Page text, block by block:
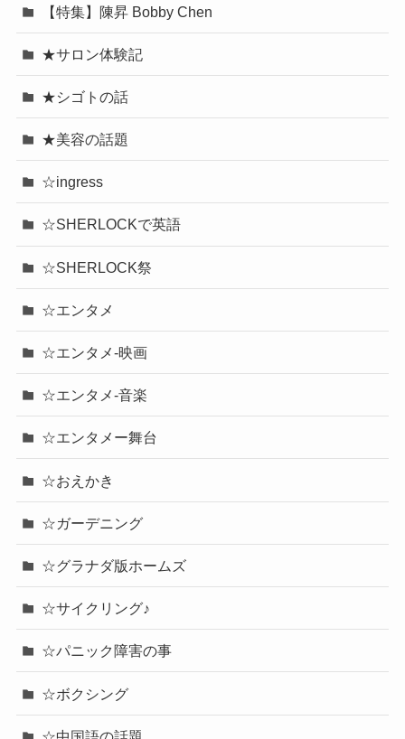
【特集】陳昇 Bobby Chen
★サロン体験記
★シゴトの話
★美容の話題
☆ingress
☆SHERLOCKで英語
☆SHERLOCK祭
☆エンタメ
☆エンタメ-映画
☆エンタメ-音楽
☆エンタメー舞台
☆おえかき
☆ガーデニング
☆グラナダ版ホームズ
☆サイクリング♪
☆パニック障害の事
☆ボクシング